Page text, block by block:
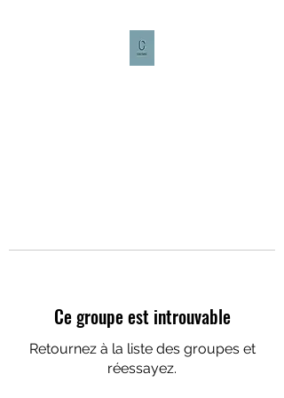
Ce groupe est introuvable
Retournez à la liste des groupes et
réessayez.